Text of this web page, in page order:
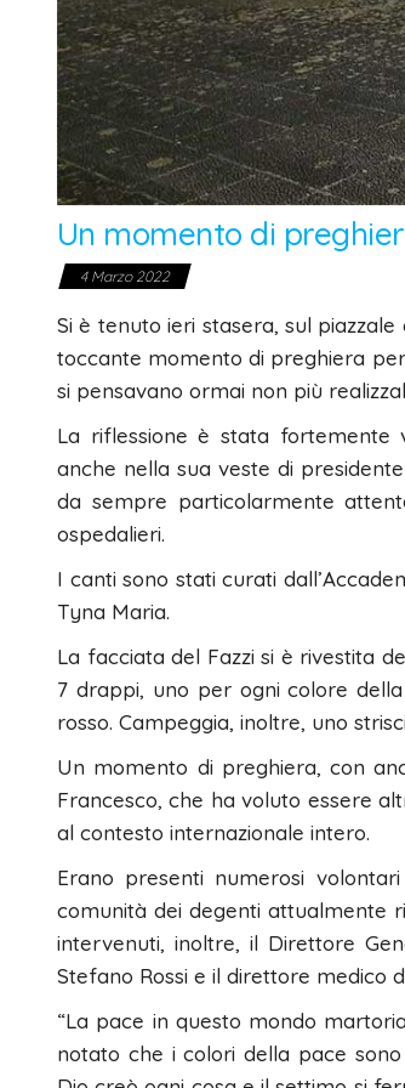
Un momento di
4 Marzo 2022
Si è tenuto ieri stasera, sul piazzale
toccante momento di preghiera
si pensavano ormai non più
La riflessione è stata fortemente
anche nella sua veste di
da sempre particolarmente
ospedalieri.
I canti sono stati curati
Tyna Maria.
La facciata del Fazzi si è rivestita
7 drappi, uno per ogni colore
rosso. Campeggia, inoltre, uno
Un momento di preghiera, con
Francesco, che ha voluto essere
al contesto internazionale intero.
Erano presenti numerosi
comunità dei degenti attualmente
intervenuti, inoltre, il Direttore
Stefano Rossi e il direttore medico
“La pace in questo mondo
notato che i colori della pace